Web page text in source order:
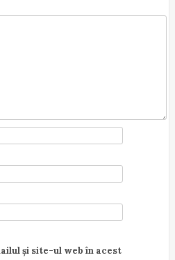
și site-ul web în acest